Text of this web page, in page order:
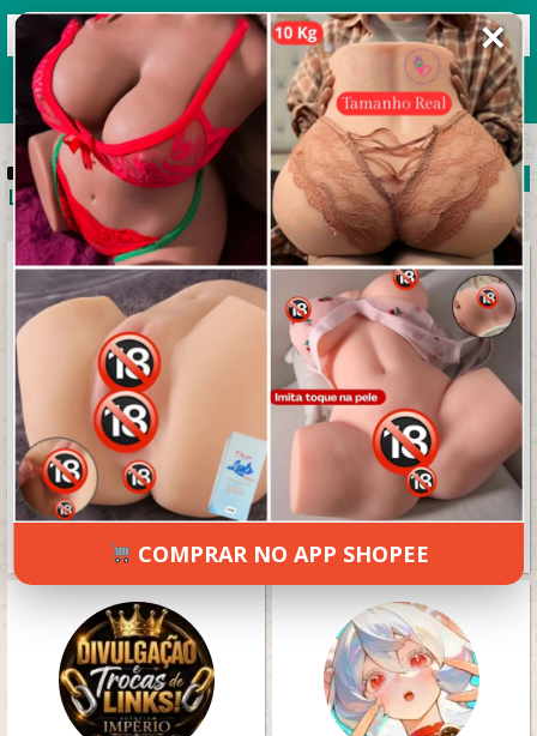
Grupos de WhatsApp 2026
+ Enviar grupo
LINKS VARIADOS
+
Putaria pra sempre
LINKS VARIADOS
Casadas no cio
LINKS VARIADOS
✕
COMPRAR NO APP SHOPEE